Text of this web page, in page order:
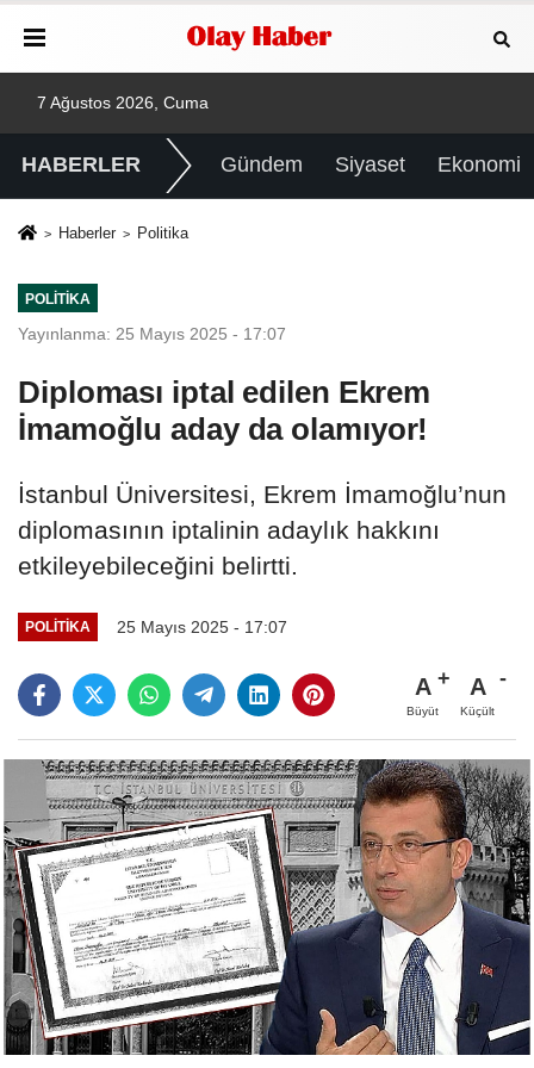
7 Ağustos 2026, Cuma
HABERLER Gündem Siyaset Ekonomi
Haberler Politika
POLITIKA
Yayınlanma: 25 Mayıs 2025 - 17:07
Diploması iptal edilen Ekrem
İmamoğlu aday da olamıyor!
İstanbul Üniversitesi, Ekrem İmamoğlu’nun
diplomasının iptalinin adaylık hakkını
etkileyebileceğini belirtti.
POLITIKA 25 Mayıs 2025 - 17:07
A
Büyüt
A
Küçült